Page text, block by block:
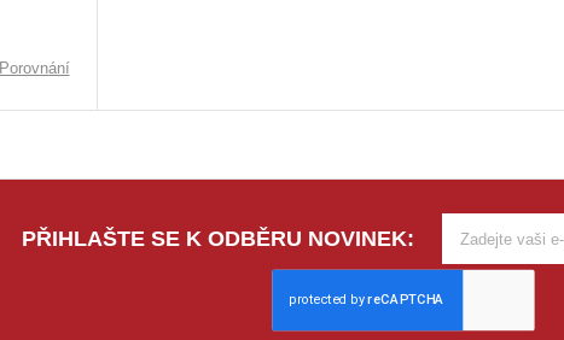
Porovnání
PŘIHLAŠTE SE K ODBĚRU NOVINEK: